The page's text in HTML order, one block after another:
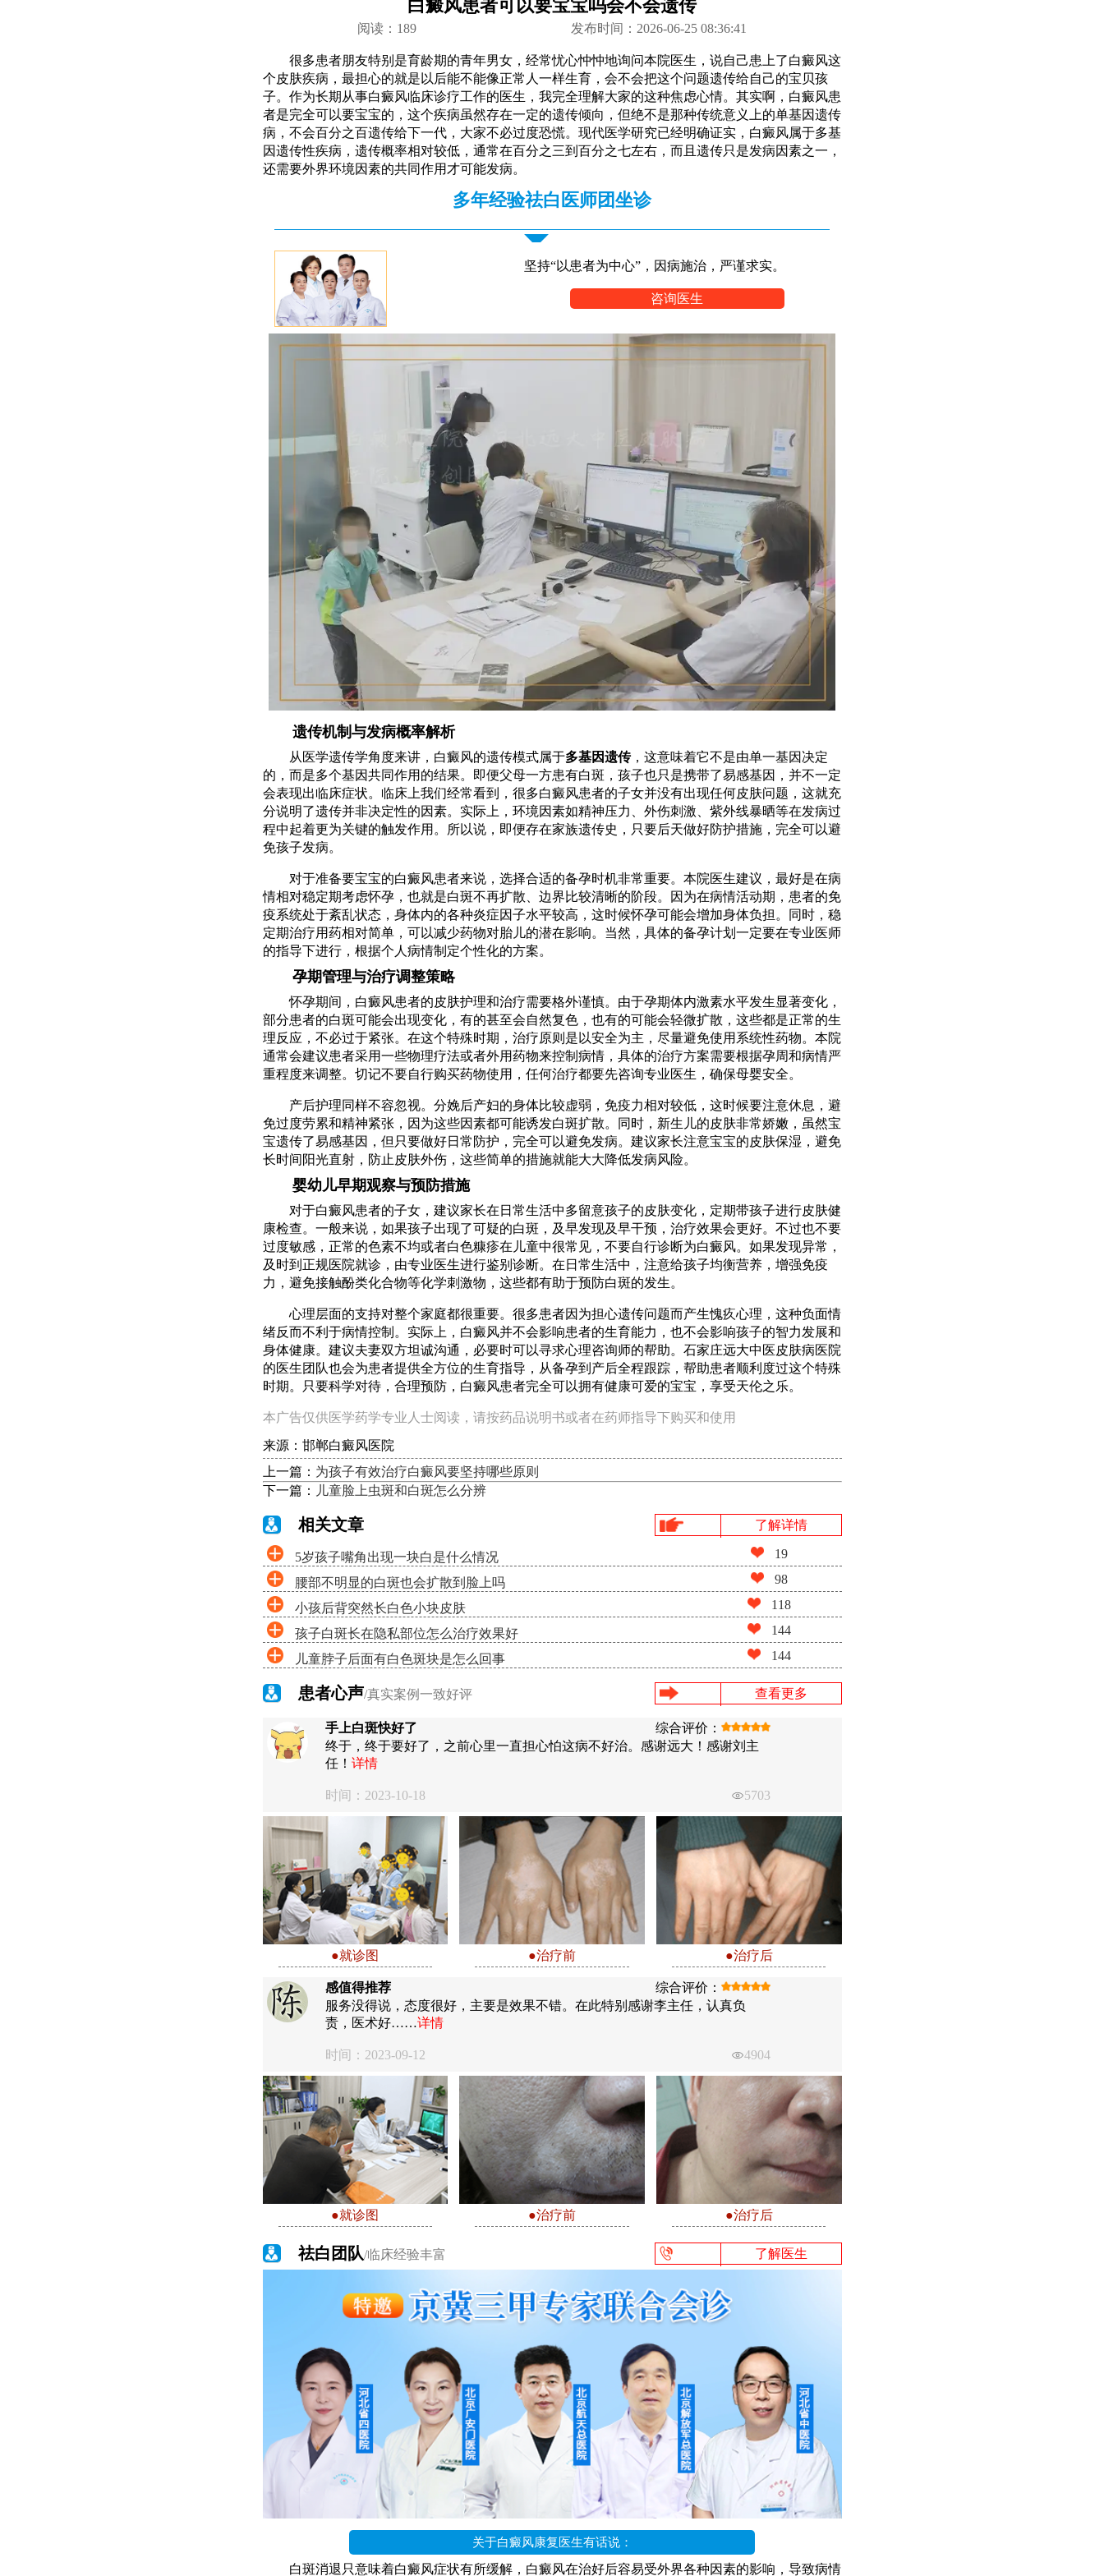
白癜风患者可以要宝宝吗会不会遗传
阅读： 189 发布时间：2026-06-25 08:36:41
很多患者朋友特别是育龄期的青年男女，经常忧心忡忡地询问本院医生，说自己患上了白癜风这
个皮肤疾病，最担心的就是以后能不能像正常人一样生育，会不会把这个问题遗传给自己的宝贝孩
子。作为长期从事白癜风临床诊疗工作的医生，我完全理解大家的这种焦虑心情。其实啊，白癜风患
者是完全可以要宝宝的，这个疾病虽然存在一定的遗传倾向，但绝不是那种传统意义上的单基因遗传
病，不会百分之百遗传给下一代，大家不必过度恐慌。现代医学研究已经明确证实，白癜风属于多基
因遗传性疾病，遗传概率相对较低，通常在百分之三到百分之七左右，而且遗传只是发病因素之一，
还需要外界环境因素的共同作用才可能发病。
多年经验祛白医师团坐诊
坚持“以患者为中心”，因病施治，严谨求实。
咨询医生
遗传机制与发病概率解析
从医学遗传学角度来讲，白癜风的遗传模式属于多基因遗传，这意味着它不是由单一基因决定
的，而是多个基因共同作用的结果。即便父母一方患有白斑，孩子也只是携带了易感基因，并不一定
会表现出临床症状。临床上我们经常看到，很多白癜风患者的子女并没有出现任何皮肤问题，这就充
分说明了遗传并非决定性的因素。实际上，环境因素如精神压力、外伤刺激、紫外线暴晒等在发病过
程中起着更为关键的触发作用。所以说，即便存在家族遗传史，只要后天做好防护措施，完全可以避
免孩子发病。
对于准备要宝宝的白癜风患者来说，选择合适的备孕时机非常重要。本院医生建议，最好是在病
情相对稳定期考虑怀孕，也就是白斑不再扩散、边界比较清晰的阶段。因为在病情活动期，患者的免
疫系统处于紊乱状态，身体内的各种炎症因子水平较高，这时候怀孕可能会增加身体负担。同时，稳
定期治疗用药相对简单，可以减少药物对胎儿的潜在影响。当然，具体的备孕计划一定要在专业医师
的指导下进行，根据个人病情制定个性化的方案。
孕期管理与治疗调整策略
怀孕期间，白癜风患者的皮肤护理和治疗需要格外谨慎。由于孕期体内激素水平发生显著变化，
部分患者的白斑可能会出现变化，有的甚至会自然复色，也有的可能会轻微扩散，这些都是正常的生
理反应，不必过于紧张。在这个特殊时期，治疗原则是以安全为主，尽量避免使用系统性药物。本院
通常会建议患者采用一些物理疗法或者外用药物来控制病情，具体的治疗方案需要根据孕周和病情严
重程度来调整。切记不要自行购买药物使用，任何治疗都要先咨询专业医生，确保母婴安全。
产后护理同样不容忽视。分娩后产妇的身体比较虚弱，免疫力相对较低，这时候要注意休息，避
免过度劳累和精神紧张，因为这些因素都可能诱发白斑扩散。同时，新生儿的皮肤非常娇嫩，虽然宝
宝遗传了易感基因，但只要做好日常防护，完全可以避免发病。建议家长注意宝宝的皮肤保湿，避免
长时间阳光直射，防止皮肤外伤，这些简单的措施就能大大降低发病风险。
婴幼儿早期观察与预防措施
对于白癜风患者的子女，建议家长在日常生活中多留意孩子的皮肤变化，定期带孩子进行皮肤健
康检查。一般来说，如果孩子出现了可疑的白斑，及早发现及早干预，治疗效果会更好。不过也不要
过度敏感，正常的色素不均或者白色糠疹在儿童中很常见，不要自行诊断为白癜风。如果发现异常，
及时到正规医院就诊，由专业医生进行鉴别诊断。在日常生活中，注意给孩子均衡营养，增强免疫
力，避免接触酚类化合物等化学刺激物，这些都有助于预防白斑的发生。
心理层面的支持对整个家庭都很重要。很多患者因为担心遗传问题而产生愧疚心理，这种负面情
绪反而不利于病情控制。实际上，白癜风并不会影响患者的生育能力，也不会影响孩子的智力发展和
身体健康。建议夫妻双方坦诚沟通，必要时可以寻求心理咨询师的帮助。石家庄远大中医皮肤病医院
的医生团队也会为患者提供全方位的生育指导，从备孕到产后全程跟踪，帮助患者顺利度过这个特殊
时期。只要科学对待，合理预防，白癜风患者完全可以拥有健康可爱的宝宝，享受天伦之乐。
本广告仅供医学药学专业人士阅读，请按药品说明书或者在药师指导下购买和使用
来源：邯郸白癜风医院
上一篇： 为孩子有效治疗白癜风要坚持哪些原则
下一篇：
儿童脸上虫斑和白斑怎么分辨
相关文章 了解详情
5岁孩子嘴角出现一块白是什么情况 19
腰部不明显的白斑也会扩散到脸上吗 98
小孩后背突然长白色小块皮肤 118
孩子白斑长在隐私部位怎么治疗效果好 144
儿童脖子后面有白色斑块是怎么回事 144
患者心声/真实案例一致好评 查看更多
手上白斑快好了
综合评价：
终于，终于要好了，之前心里一直担心怕这病不好治。感谢远大！感谢刘主
任！ 详情
时间：2023-10-18 5703
●就诊图 ●治疗前 ●治疗后
感值得推荐
综合评价：
服务没得说，态度很好，主要是效果不错。在此特别感谢李主任，认真负
责，医术好……详情
时间：2023-09-12 4904
●就诊图 ●治疗前 ●治疗后
祛白团队/临床经验丰富 了解医生
关于白癜风康复医生有话说：
白斑消退只意味着白癜风症状有所缓解，白癜风在治好后容易受外界各种因素的影响，导致病情